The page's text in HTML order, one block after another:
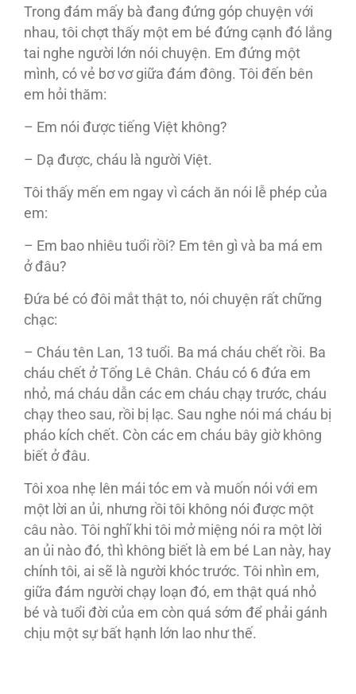
Trong đám mấy bà đang đứng góp chuyện với
nhau, tôi chợt thấy một em bé đứng cạnh đó lắng
tai nghe người lớn nói chuyện. Em đứng một
mình, có vẻ bơ vơ giữa đám đông. Tôi đến bên
em hỏi thăm:
– Em nói được tiếng Việt không?
– Dạ được, cháu là người Việt.
Tôi thấy mến em ngay vì cách ăn nói lễ phép của
em:
– Em bao nhiêu tuổi rồi? Em tên gì và ba má em
ở đâu?
Ðứa bé có đôi mắt thật to, nói chuyện rất chững
chạc:
– Cháu tên Lan, 13 tuổi. Ba má cháu chết rồi. Ba
cháu chết ở Tống Lê Chân. Cháu có 6 đứa em
nhỏ, má cháu dẫn các em cháu chạy trước, cháu
chạy theo sau, rồi bị lạc. Sau nghe nói má cháu bị
pháo kích chết. Còn các em cháu bây giờ không
biết ở đâu.
Tôi xoa nhẹ lên mái tóc em và muốn nói với em
một lời an ủi, nhưng rồi tôi không nói được một
câu nào. Tôi nghĩ khi tôi mở miệng nói ra một lời
an ủi nào đó, thì không biết là em bé Lan này, hay
chính tôi, ai sẽ là người khóc trước. Tôi nhìn em,
giữa đám người chạy loạn đó, em thật quá nhỏ
bé và tuổi đời của em còn quá sớm để phải gánh
chịu một sự bất hạnh lớn lao như thế.